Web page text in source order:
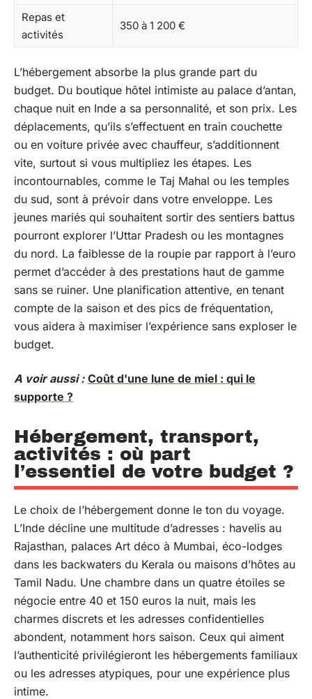
Repas et
activités
350 à 1 200 €
L’hébergement absorbe la plus grande part du
budget. Du boutique hôtel intimiste au palace d’antan,
chaque nuit en Inde a sa personnalité, et son prix. Les
déplacements, qu’ils s’effectuent en train couchette
ou en voiture privée avec chauffeur, s’additionnent
vite, surtout si vous multipliez les étapes. Les
incontournables, comme le Taj Mahal ou les temples
du sud, sont à prévoir dans votre enveloppe. Les
jeunes mariés qui souhaitent sortir des sentiers battus
pourront explorer l’Uttar Pradesh ou les montagnes
du nord. La faiblesse de la roupie par rapport à l’euro
permet d’accéder à des prestations haut de gamme
sans se ruiner. Une planification attentive, en tenant
compte de la saison et des pics de fréquentation,
vous aidera à maximiser l’expérience sans exploser le
budget.
A voir aussi : Coût d'une lune de miel : qui le
supporte ?
Hébergement, transport,
activités : où part
l’essentiel de votre budget ?
Le choix de l’hébergement donne le ton du voyage.
L’Inde décline une multitude d’adresses : havelis au
Rajasthan, palaces Art déco à Mumbai, éco-lodges
dans les backwaters du Kerala ou maisons d’hôtes au
Tamil Nadu. Une chambre dans un quatre étoiles se
négocie entre 40 et 150 euros la nuit, mais les
charmes discrets et les adresses confidentielles
abondent, notamment hors saison. Ceux qui aiment
l’authenticité privilégieront les hébergements familiaux
ou les adresses atypiques, pour une expérience plus
intime.